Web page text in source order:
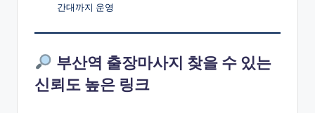
간대까지 운영
부산역 출장마사지 찾을 수 있는
신뢰도 높은 링크